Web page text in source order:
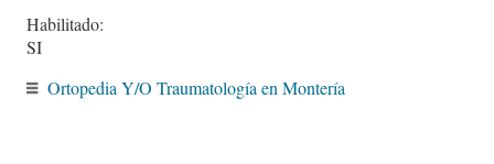
Habilitado:
SI
Ortopedia Y/O Traumatología en Montería